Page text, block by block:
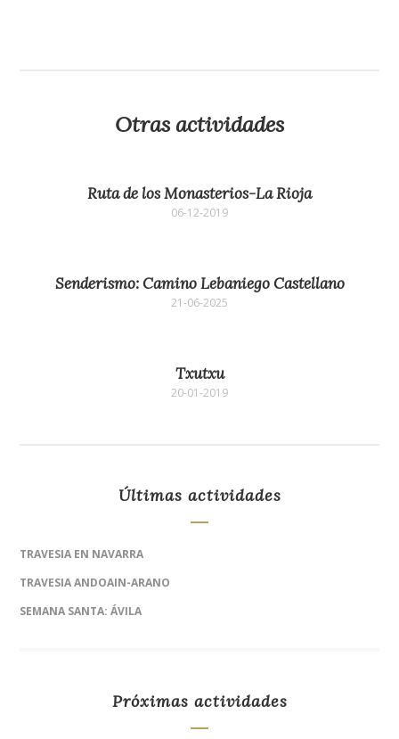
Otras actividades
Ruta de los Monasterios-La Rioja
06-12-2019
Senderismo: Camino Lebaniego Castellano
21-06-2025
Txutxu
20-01-2019
Últimas actividades
TRAVESIA EN NAVARRA
TRAVESIA ANDOAIN-ARANO
SEMANA SANTA: ÁVILA
Próximas actividades